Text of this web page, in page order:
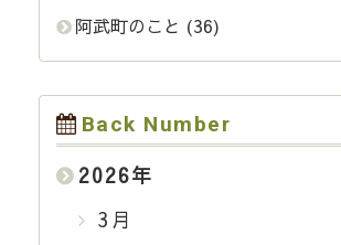
阿武町のこと (36)
Back Number
2026年
3月